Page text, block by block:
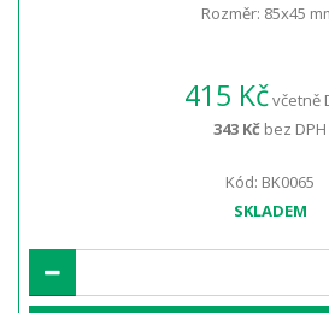
Rozměr: 85x45
415 Kčvčetně
343 Kč bez DPH
Kód: BK0065
SKLADEM